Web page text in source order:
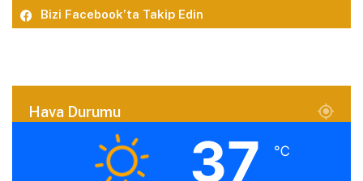
Bizi Facebook’ta Takip Edin
Hava Durumu
37 ℃